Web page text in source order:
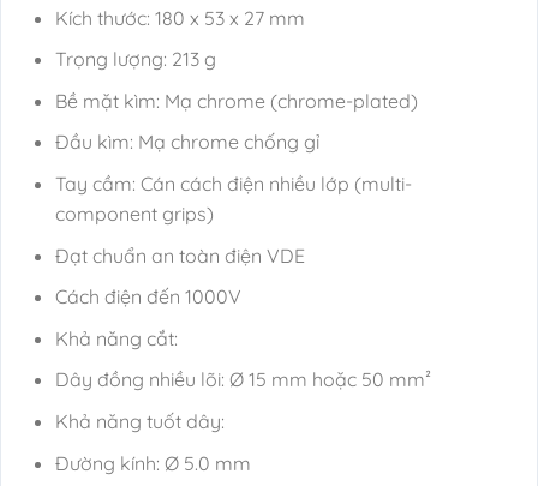
Kích thước: 180 x 53 x 27 mm
Trọng lượng: 213 g
Bề mặt kìm: Mạ chrome (chrome-plated)
Đầu kìm: Mạ chrome chống gỉ
Tay cầm: Cán cách điện nhiều lớp (multi-
component grips)
Đạt chuẩn an toàn điện VDE
Cách điện đến 1000V
Khả năng cắt:
Dây đồng nhiều lõi: Ø 15 mm hoặc 50 mm²
Khả năng tuốt dây:
Đường kính: Ø 5.0 mm